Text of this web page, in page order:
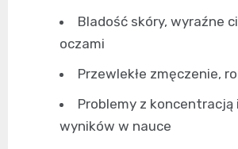
Bladość skóry, wyraźne
oczami
Przewlekłe zmęczenie,
Problemy z koncentracją
wyników w nauce